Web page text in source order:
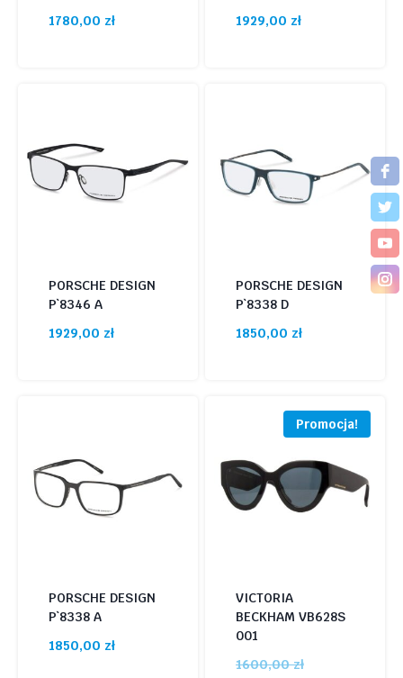
1780,00 zł
1929,00 zł
PORSCHE DESIGN
P`8346 A
1929,00 zł
PORSCHE DESIGN
P`8338 D
1850,00 zł
PORSCHE DESIGN
P`8338 A
1850,00 zł
Promocja!
VICTORIA
BECKHAM VB628S
001
1600,00złPierwotna